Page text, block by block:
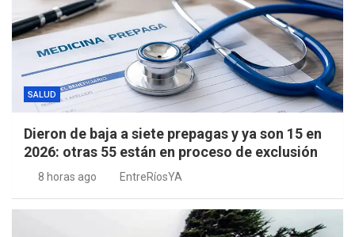
SALUD
Dieron de baja a siete prepagas y ya son 15 en
2026: otras 55 están en proceso de exclusión
8 horas ago EntreRíosYA